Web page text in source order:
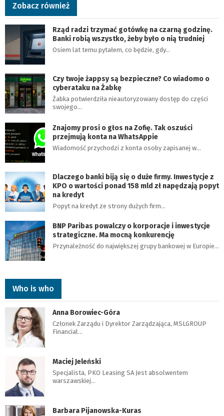
Zobacz również
Rząd radzi trzymać gotówkę na czarną godzinę.
Banki robią wszystko, żeby było o nią trudniej
Osiem lat temu pytałem, co będzie, gdy…
Czy twoje żappsy są bezpieczne? Co wiadomo o
cyberataku na Żabkę
Żabka potwierdziła nieautoryzowany dostęp do części
swojego…
Znajomy prosi o głos na Zofię. Tak oszuści
przejmują konta na WhatsAppie
Wiadomość przychodzi z konta osoby zapisanej w…
Dlaczego banki biją się o duże firmy. Inwestycje z
KPO o wartości ponad 158 mld zł napędzają popyt
na kredyt
Popyt na kredyt ze strony dużych firm…
BNP Paribas powalczy o korporacje i inwestycje
strategiczne. Ma mocną konkurencję
Przynależność do największej grupy bankowej w Europie…
Who is who
Anna Borowiec-Góra
Członek Zarządu i Dyrektor Zarządzająca, MSLGROUP
Financial…
Maciej Jeleński
Specjalista, PKO Leasing SA Jest absolwentem
warszawskiej…
Barbara Pijanowska-Kuras